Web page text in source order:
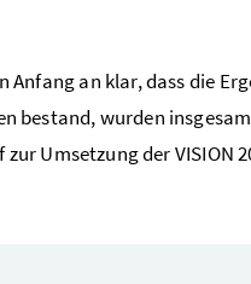
Anfang an klar, dass die
bestand, wurden
Umsetzung der VISION